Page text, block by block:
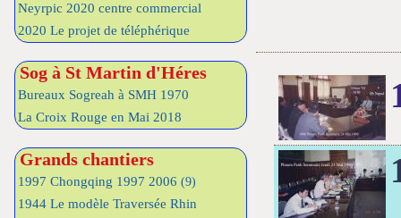
Neyrpic 2020 centre commercial
2020 Le projet de téléphérique
Sog à St Martin d'Héres
Bureaux Sogreah à SMH 1970
La Croix Rouge en Mai 2018
Grands chantiers
1997 Chongqing 1997 2006 (9)
1944 Le modèle Traversée Rhin